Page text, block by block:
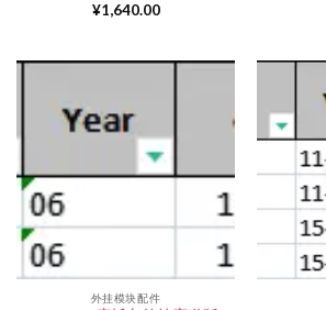
¥1,640.00
外挂模块配件